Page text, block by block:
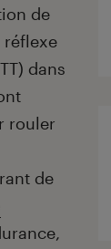
de
réflexe
dans
rouler
de